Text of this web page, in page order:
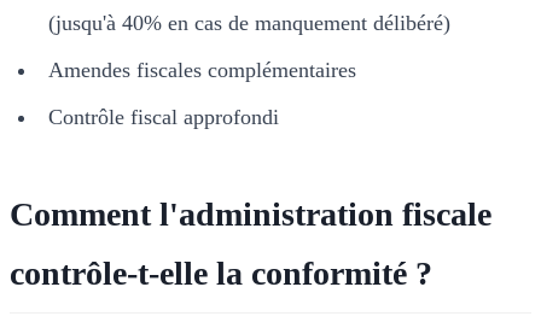
(jusqu'à 40% en cas de manquement délibéré)
Amendes fiscales complémentaires
Contrôle fiscal approfondi
Comment l'administration fiscale
contrôle-t-elle la conformité ?